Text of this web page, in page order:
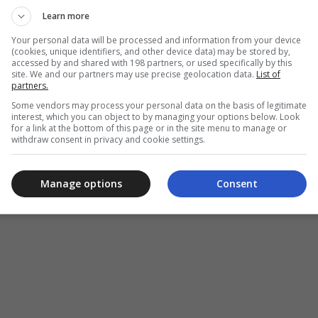
offre une multitude d’opportunités pour ceux qui ont un don
associés de centre de distribution sont essentiels pour
d’Aldi, s’occupant de tout, de la réception et du traitement des
Ces rôles exigent un mélange unique de résistance
opérationnelle.
Annonce
Learn more
Your personal data will be processed and information from your device
(cookies, unique identifiers, and other device data) may be stored by,
accessed by and shared with 198 partners, or used specifically by this
site. We and our partners may use precise geolocation data. List of
partners.
Some vendors may process your personal data on the basis of legitimate
interest, which you can object to by managing your options below. Look
for a link at the bottom of this page or in the site menu to manage or
withdraw consent in privacy and cookie settings.
Consent
Manage options